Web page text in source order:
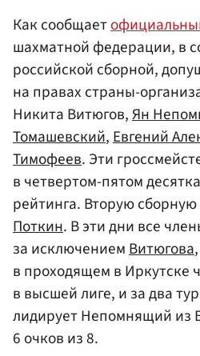
Как сообщает
шахматной федерации, в
российской сборной,
на правах страны-
Никита Витюгов,Ян
Томашевский,Евгений
Тимофеев. Эти
в четвертом-пятом
рейтинга. Вторую сборную
Поткин. В эти дни все
за исключениемВитюгова
в проходящем в Иркутске
в высшей лиге, и за два
лидирует Непомнящий из
6 очков из 8.